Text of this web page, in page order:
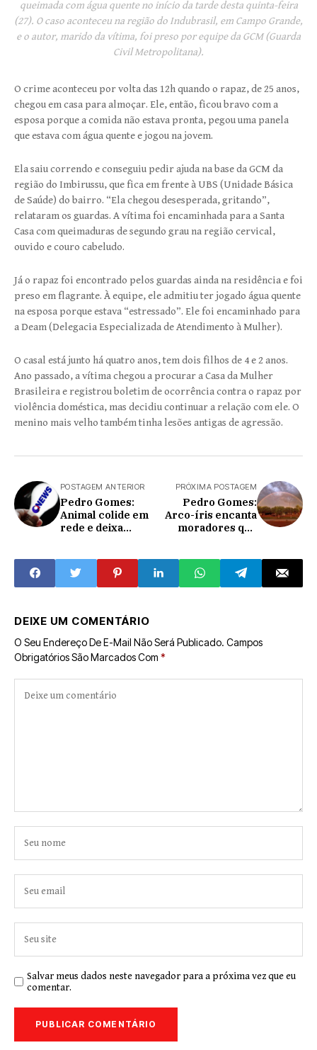
queimada com água quente no início da tarde desta quinta-feira
(27). O caso aconteceu na região do Indubrasil, em Campo Grande,
e o autor, marido da vítima, foi preso por equipe da GCM (Guarda
Civil Metropolitana).
O crime aconteceu por volta das 12h quando o rapaz, de 25 anos,
chegou em casa para almoçar. Ele, então, ficou bravo com a
esposa porque a comida não estava pronta, pegou uma panela
que estava com água quente e jogou na jovem.
Ela saiu correndo e conseguiu pedir ajuda na base da GCM da
região do Imbirussu, que fica em frente à UBS (Unidade Básica
de Saúde) do bairro. “Ela chegou desesperada, gritando”,
relataram os guardas. A vítima foi encaminhada para a Santa
Casa com queimaduras de segundo grau na região cervical,
ouvido e couro cabeludo.
Já o rapaz foi encontrado pelos guardas ainda na residência e foi
preso em flagrante. À equipe, ele admitiu ter jogado água quente
na esposa porque estava “estressado”. Ele foi encaminhado para
a Deam (Delegacia Especializada de Atendimento à Mulher).
O casal está junto há quatro anos, tem dois filhos de 4 e 2 anos.
Ano passado, a vítima chegou a procurar a Casa da Mulher
Brasileira e registrou boletim de ocorrência contra o rapaz por
violência doméstica, mas decidiu continuar a relação com ele. O
menino mais velho também tinha lesões antigas de agressão.
POSTAGEM ANTERIOR
Pedro Gomes:
Animal colide em
rede e deixa
seriema
PRÓXIMA POSTAGEM
Pedro Gomes:
Arco-íris encanta
moradores que
fotos e vídeos.
DEIXE UM COMENTÁRIO
O Seu Endereço De E-Mail Não Será Publicado. Campos
Obrigatórios São Marcados Com *
Salvar meus dados neste navegador para a próxima vez que eu
comentar.